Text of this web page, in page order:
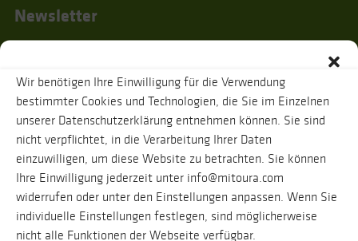
Wir benötigen Ihre Einwilligung für die Verwendung
bestimmter Cookies und Technologien, die Sie im Einzelnen
unserer Datenschutzerklärung entnehmen können. Sie sind
nicht verpflichtet, in die Verarbeitung Ihrer Daten
einzuwilligen, um diese Website zu betrachten. Sie können
Ihre Einwilligung jederzeit unter info@mitoura.com
widerrufen oder unter den Einstellungen anpassen. Wenn Sie
individuelle Einstellungen festlegen, sind möglicherweise
nicht alle Funktionen der Webseite verfügbar.
Newsletter
Ich habe dieDatenschutzhinweisegelesen und stimme zu, dass zur
Bestätigung meiner Angaben eine Nachricht an oben genannte E-Mail-
Adresse verschickt wird. Ihre Daten werden selbstverständlich vertraulich
behandelt. Eine Abmeldung vom Newsletter ist jederzeit möglich.